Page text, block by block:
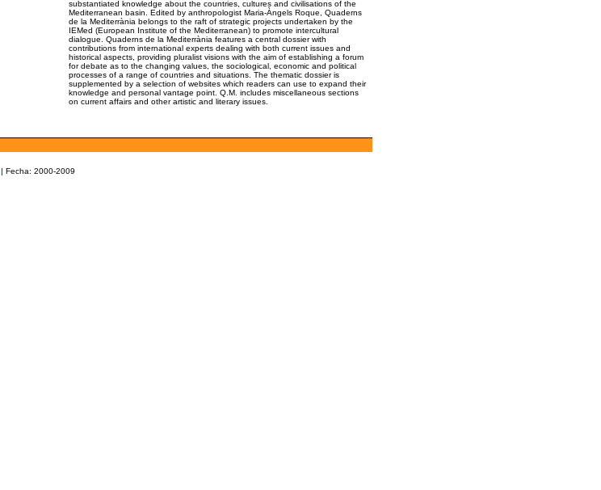
substantiated knowledge about the countries, cultures and civilisations of the
Mediterranean basin. Edited by anthropologist Maria-Àngels Roque, Quaderns
de la Mediterrània belongs to the raft of strategic projects undertaken by the
IEMed (European Institute of the Mediterranean) to promote intercultural
dialogue. Quaderns de la Mediterrània features a central dossier with
contributions from international experts dealing with both current issues and
historical aspects, providing pluralist visions with the aim of establishing a forum
for debate as to the changing values, the sociological, economic and political
processes of a range of countries and situations. The thematic dossier is
supplemented by a selection of websites which readers can use to expand their
knowledge and personal vantage point. Q.M. includes miscellaneous sections
on current affairs and other artistic and literary issues.
| Fecha: 2000-2009